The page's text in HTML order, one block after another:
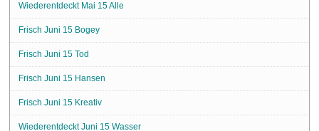
Wiederentdeckt Mai 15 Alle
Frisch Juni 15 Bogey
Frisch Juni 15 Tod
Frisch Juni 15 Hansen
Frisch Juni 15 Kreativ
Wiederentdeckt Juni 15 Wasser